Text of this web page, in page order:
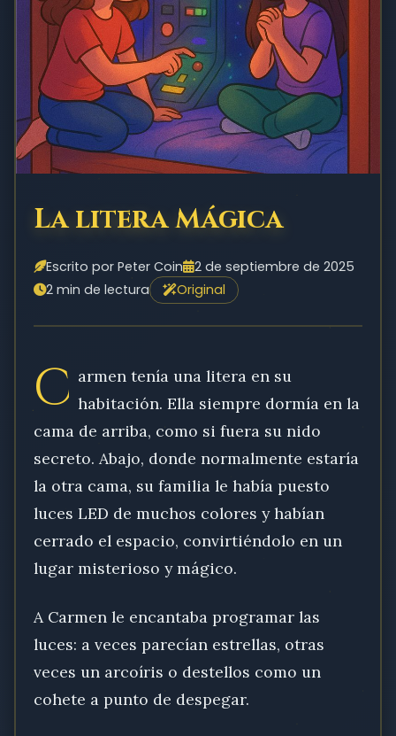
La litera Mágica
Escrito por Peter Coin
2 de septiembre de 2025
2 min de lectura
Original
C armen tenía una litera en su
habitación. Ella siempre dormía en la
cama de arriba, como si fuera su nido
secreto. Abajo, donde normalmente estaría
la otra cama, su familia le había puesto
luces LED de muchos colores y habían
cerrado el espacio, convirtiéndolo en un
lugar misterioso y mágico.
A Carmen le encantaba programar las
luces: a veces parecían estrellas, otras
veces un arcoíris o destellos como un
cohete a punto de despegar.